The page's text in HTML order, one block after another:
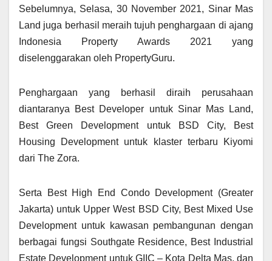
Sebelumnya, Selasa, 30 November 2021, Sinar Mas
Land juga berhasil meraih tujuh penghargaan di ajang
Indonesia Property Awards 2021 yang
diselenggarakan oleh PropertyGuru.
Penghargaan yang berhasil diraih perusahaan
diantaranya Best Developer untuk Sinar Mas Land,
Best Green Development untuk BSD City, Best
Housing Development untuk klaster terbaru Kiyomi
dari The Zora.
Serta Best High End Condo Development (Greater
Jakarta) untuk Upper West BSD City, Best Mixed Use
Development untuk kawasan pembangunan dengan
berbagai fungsi Southgate Residence, Best Industrial
Estate Development untuk GIIC – Kota Delta Mas, dan